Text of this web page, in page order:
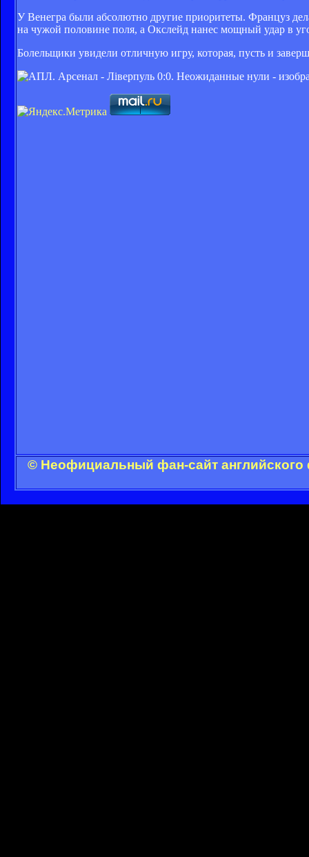
У Венегра были абсолютно другие приоритеты. Француз
на чужой половине поля, а Окслейд нанес мощный удар в
Болельщики увидели отличную игру, которая, пусть и
© Неофициальный фан-сайт английского